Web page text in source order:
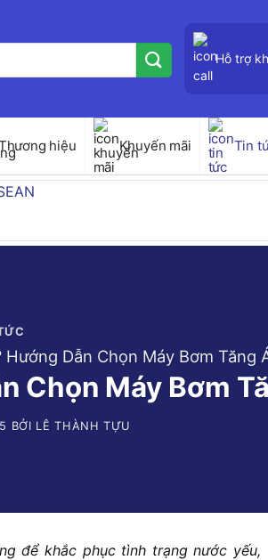
Hỗ trợ
hiệu Khuyến mãi Tin
Hướng Dẫn Chọn Máy Bơm Tăng
Chọn Máy Bơm
BỞI LÊ THÀNH TỰU
để khắc phục tình trạng nước yếu,